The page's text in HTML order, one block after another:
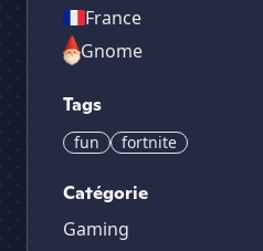
France
Gnome
Tags
fun fortnite
Catégorie
Gaming